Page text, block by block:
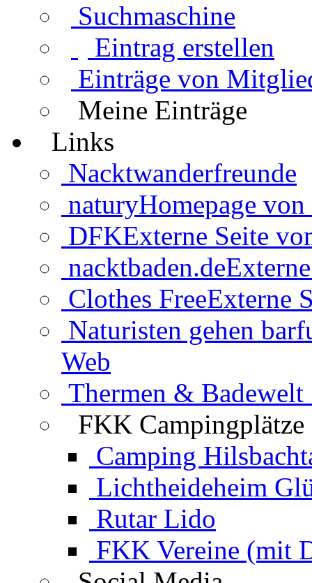
Suchmaschine
Eintrag erstellen
Einträge von
Meine Einträge
Links
Nacktwanderfreunde
naturyHomepage
DFKExterne Seite
nacktbaden.de
Clothes FreeExterne
Naturisten gehen
Web
Thermen & Badewelt
FKK Campingplätze
Camping
Lichtheideheim
Rutar Lido
FKK Vereine (mit